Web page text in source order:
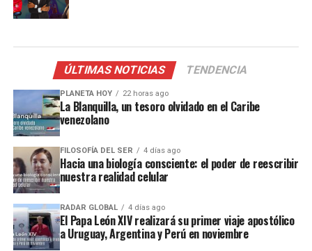
ÚLTIMAS NOTICIAS TENDENCIA
PLANETA HOY 22 horas ago
La Blanquilla, un tesoro olvidado en el Caribe
venezolano
FILOSOFÍA DEL SER 4 días ago
Hacia una biología consciente: el poder de reescribir
nuestra realidad celular
RADAR GLOBAL 4 días ago
El Papa León XIV realizará su primer viaje apostólico
a Uruguay, Argentina y Perú en noviembre